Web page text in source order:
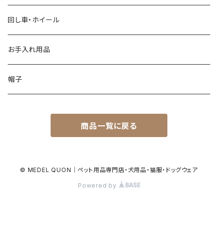
回し車・ホイール
お手入れ用品
帽子
商品一覧に戻る
© MEDEL QUON｜ペット用品専門店・犬用品・猫服・ドッグウェア
Powered by